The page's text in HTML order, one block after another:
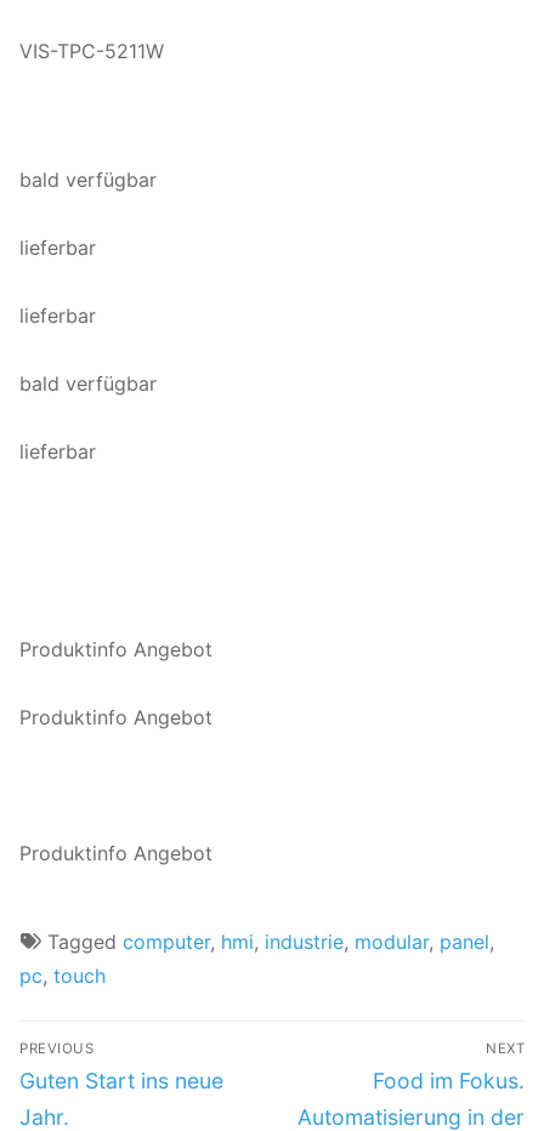
VIS-TPC-5211W
bald verfügbar
lieferbar
lieferbar
bald verfügbar
lieferbar
Produktinfo Angebot
Produktinfo Angebot
Produktinfo Angebot
Tagged computer, hmi, industrie, modular, panel,
pc, touch
PREVIOUS
Guten Start ins neue
Jahr.
NEXT
Food im Fokus.
Automatisierung in der